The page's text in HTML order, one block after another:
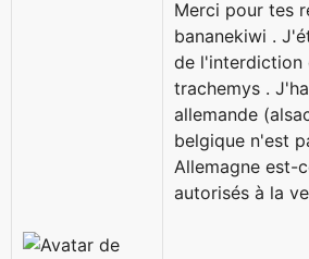
Merci pour tes
bananekiwi .
de l'interdiction
trachemys .
allemande
belgique n'est
Allemagne est-
autorisés à la